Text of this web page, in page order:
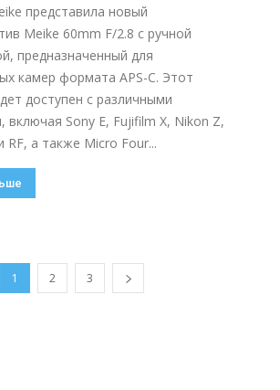
представила новый
Meike 60mm F/2.8 с ручной
предназначенный для
камер формата APS-C. Этот
доступен с различными
включая Sony E, Fujifilm X, Nikon Z,
RF, а также Micro Four...
1 2 3